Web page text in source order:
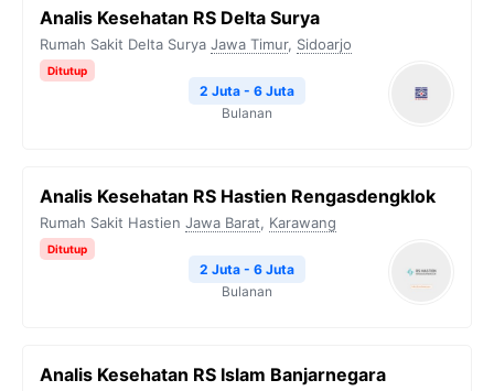
Analis Kesehatan RS Delta Surya
Rumah Sakit Delta Surya Jawa Timur, Sidoarjo
Ditutup
2 Juta - 6 Juta
Bulanan
Analis Kesehatan RS Hastien Rengasdengklok
Rumah Sakit Hastien Jawa Barat, Karawang
Ditutup
2 Juta - 6 Juta
Bulanan
Analis Kesehatan RS Islam Banjarnegara